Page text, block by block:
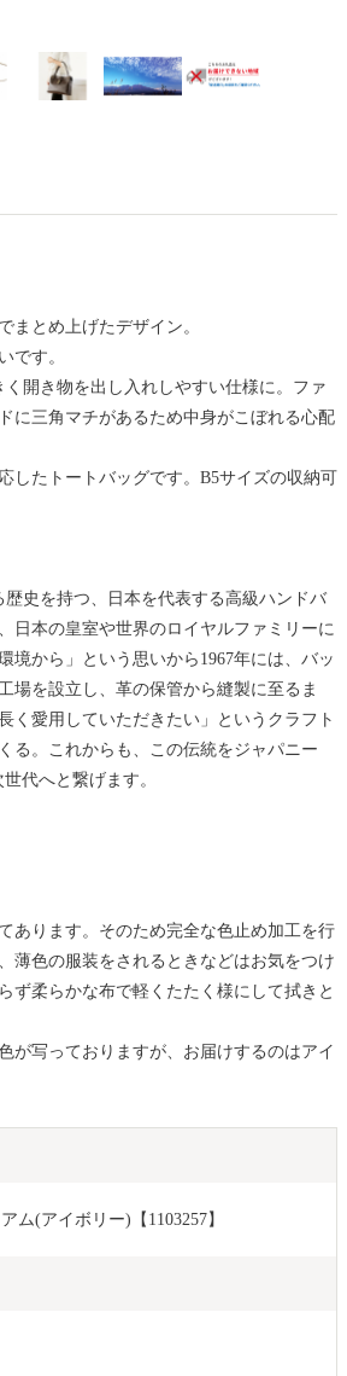
まとめ上げたデザイン。
です。
開き物を出し入れしやすい仕様に。ファ
に三角マチがあるため中身がこぼれる心配
したトートバッグです。B5サイズの収納可
史を持つ、日本を代表する高級ハンドバ
日本の皇室や世界のロイヤルファミリーに
境から」という思いから1967年には、バッ
場を設立し、革の保管から縫製に至るま
く愛用していただきたい」というクラフト
る。これからも、この伝統をジャパニー
代へと繋げます。
あります。そのため完全な色止め加工を行
薄色の服装をされるときなどはお気をつけ
ず柔らかな布で軽くたたく様にして拭きと
が写っておりますが、お届けするのはアイ
ム(アイボリー)【1103257】